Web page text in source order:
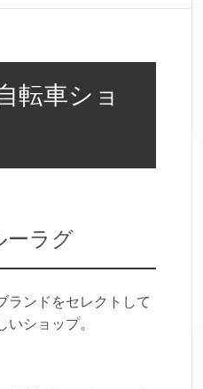
転車ショ
ーラグ
ランドをセレクトして
いショップ。